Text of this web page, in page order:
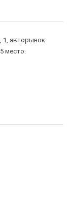
1, авторынок
место.